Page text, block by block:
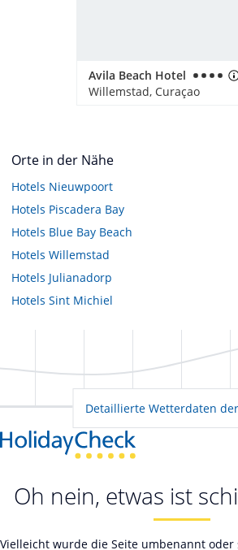
Avila Beach Hotel
Willemstad, Curaçao
Orte in der Nähe
Hotels Nieuwpoort
Hotels Piscadera Bay
Hotels Blue Bay Beach
Hotels Willemstad
Hotels Julianadorp
Hotels Sint Michiel
Detaillierte Wetterdaten
Oh nein, etwas ist
Vielleicht wurde die Seite umbenannt